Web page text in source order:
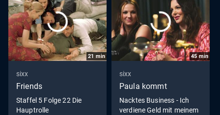
21 min
sixx
Friends
Staffel 5 Folge 22 Die
Hauptrolle
45min
sixx
Paula kommt
Nacktes Business - Ich
verdiene Geld mit meinem